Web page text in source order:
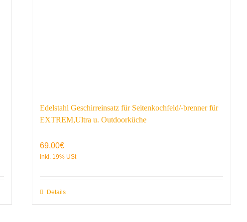
Edelstahl Geschirreinsatz für Seitenkochfeld/-brenner für
EXTREM,Ultra u. Outdoorküche
69,00€
Details